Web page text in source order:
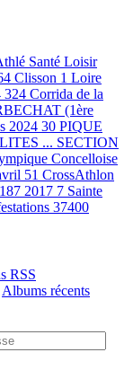
Santé Loisir
Clisson 1 Loire
324 Corrida de la
(1ère
2024 30 PIQUE
... SECTION
Concelloise
51 CrossAthlon
187 2017 7 Sainte
37400
RSS
Albums récents